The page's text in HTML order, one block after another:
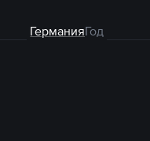
ГерманияГод